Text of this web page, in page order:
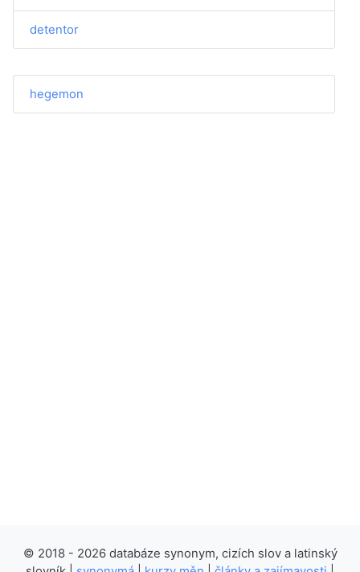
detentor
hegemon
© 2018 - 2026 databáze synonym, cizích slov a latinský